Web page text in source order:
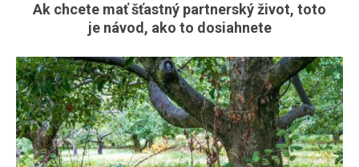
Ak chcete mať šťastný partnerský život, toto
je návod, ako to dosiahnete